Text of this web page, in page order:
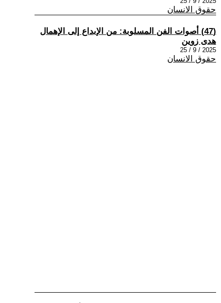
حقوق الانسان
(47) أصوات الفن المسلوبة: من الإبداع إلى الإهمال
هدى زوين
2025 / 9 / 25
حقوق الانسان